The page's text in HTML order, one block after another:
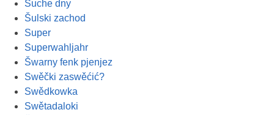
Suche dny
Šulski zachod
Super
Superwahljahr
Šwarny fenk pjenjez
Swěčki zaswěćić?
Swědkowka
Swětadaloki